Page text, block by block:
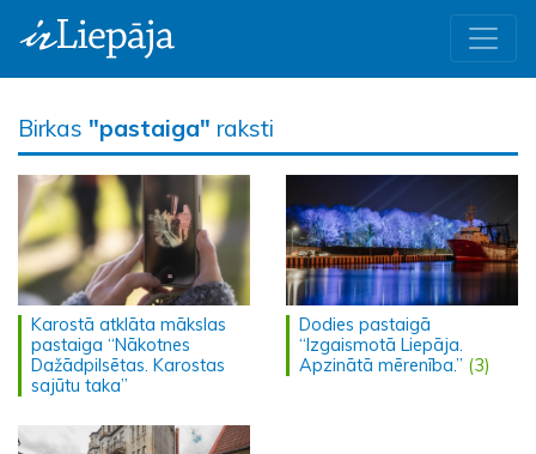
Birkas "pastaiga" raksti
Karostā atklāta mākslas
pastaiga “Nākotnes
Dažādpilsētas. Karostas
sajūtu taka”
Dodies pastaigā
“Izgaismotā Liepāja.
Apzinātā mērenība.” (3)